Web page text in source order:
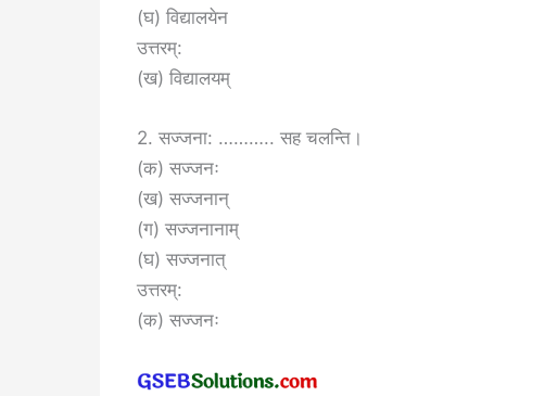
(घ) विद्यालयेन
उत्तरम्:
(ख) विद्यालयम्
2. सज्जना: ……….. सह चलन्ति।
(क) सज्जनः
(ख) सज्जनान्
(ग) सज्जनानाम्
(घ) सज्जनात्
उत्तरम्:
(क) सज्जनः